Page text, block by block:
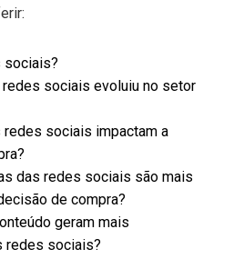
sociais?
sociais evoluiu no setor
redes sociais impactam a
das redes sociais são mais
de compra?
geram mais
redes sociais?